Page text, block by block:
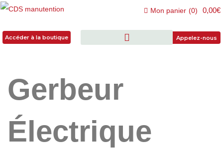
Accéder à la boutique
Mon panier (0) 0,00€
Appelez-nous
Gerbeur
Électrique